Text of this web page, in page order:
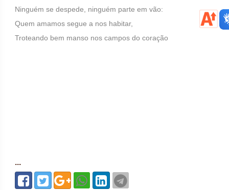
Ninguém se despede, ninguém parte em vão:
Quem amamos segue a nos habitar,
Troteando bem manso nos campos do coração
...